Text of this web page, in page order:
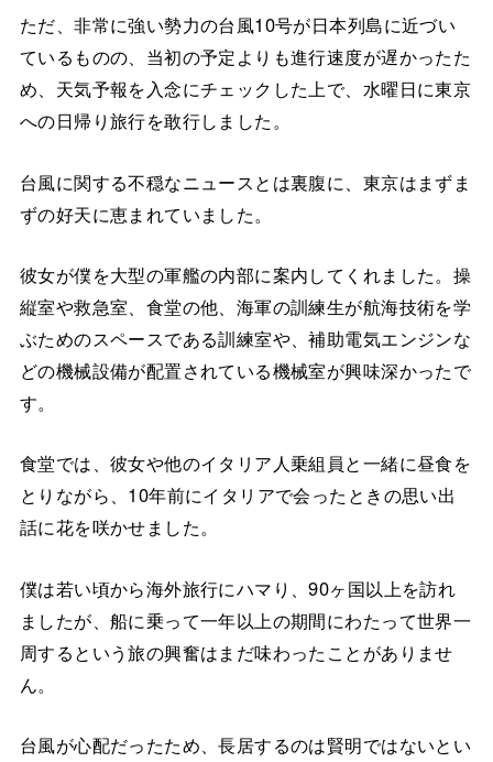
ただ、非常に強い勢力の台風10号が日本列島に近づい
ているものの、当初の予定よりも進行速度が遅かったた
め、天気予報を入念にチェックした上で、水曜日に東京
への日帰り旅行を敢行しました。
台風に関する不穏なニュースとは裏腹に、東京はまずま
ずの好天に恵まれていました。
彼女が僕を大型の軍艦の内部に案内してくれました。操
縦室や救急室、食堂の他、海軍の訓練生が航海技術を学
ぶためのスペースである訓練室や、補助電気エンジンな
どの機械設備が配置されている機械室が興味深かったで
す。
食堂では、彼女や他のイタリア人乗組員と一緒に昼食を
とりながら、10年前にイタリアで会ったときの思い出
話に花を咲かせました。
僕は若い頃から海外旅行にハマり、90ヶ国以上を訪れ
ましたが、船に乗って一年以上の期間にわたって世界一
周するという旅の興奮はまだ味わったことがありませ
ん。
台風が心配だったため、長居するのは賢明ではないとい